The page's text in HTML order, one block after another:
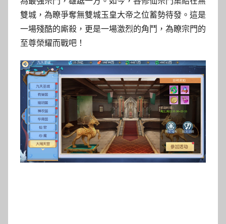
雙城，為瞭爭奪無雙城玉皇大帝之位蓄勢待發。這是
一場殘酷的廝殺，更是一場激烈的角鬥，為瞭宗門的
至尊榮耀而戰吧！